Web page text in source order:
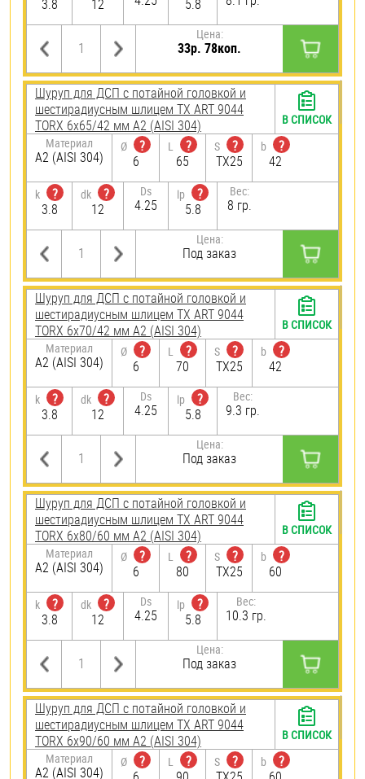
3.8 12 5.8
Цена:
33р. 78коп.
Шуруп для ДСП с потайной головкой и
шестирадиусным шлицем TX ART 9044
TORX 6х65/42 мм А2 (AISI 304)
Материал
А2 (AISI 304)
Ø
?
6
L
?
65
S
?
TX25
b
?
42
k
?
3.8
dk
?
12
Ds
4.25
lp
?
5.8
Вес:
8 гр.
Цена:
Под заказ
В СПИСОК
Шуруп для ДСП с потайной головкой и
шестирадиусным шлицем TX ART 9044
TORX 6х70/42 мм А2 (AISI 304)
Материал
А2 (AISI 304)
Ø
?
6
L
?
70
S
?
TX25
b
?
42
k
?
3.8
dk
?
12
Ds
4.25
lp
?
5.8
Вес:
9.3 гр.
Цена:
Под заказ
В СПИСОК
Шуруп для ДСП с потайной головкой и
шестирадиусным шлицем TX ART 9044
TORX 6х80/60 мм А2 (AISI 304)
Материал
А2 (AISI 304)
Ø
?
6
L
?
80
S
?
TX25
b
?
60
k
?
3.8
dk
?
12
Ds
4.25
lp
?
5.8
Вес:
10.3 гр.
Цена:
Под заказ
В СПИСОК
Шуруп для ДСП с потайной головкой и
шестирадиусным шлицем TX ART 9044
TORX 6х90/60 мм А2 (AISI 304)
Материал
А2 (AISI 304)
Ø
?
L
?
S
?
b
?
В СПИСОК